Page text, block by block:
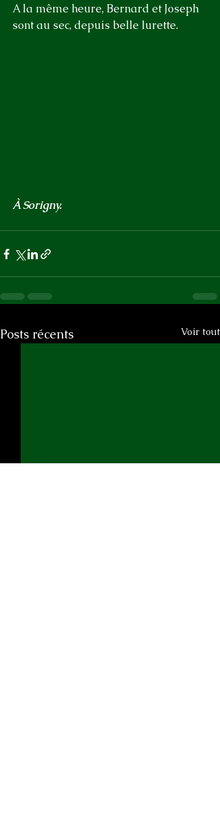
A la même heure, Bernard et Joseph
sont au sec, depuis belle lurette.
À Sorigny.
Posts récents Voir tout